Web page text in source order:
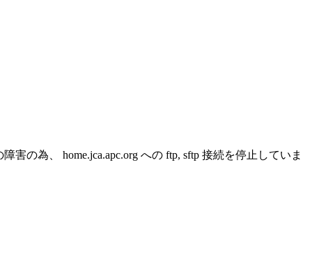
害の為、 home.jca.apc.org への ftp, sftp 接続を停止していま